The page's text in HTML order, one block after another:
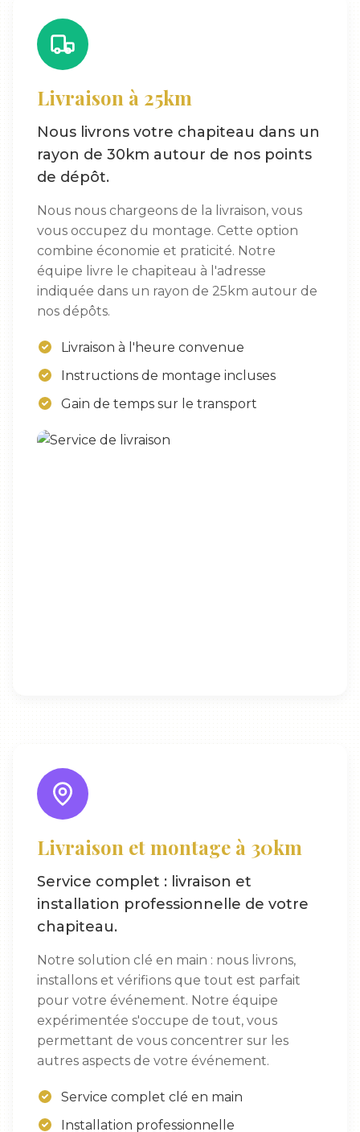
Livraison à 25km
Nous livrons votre chapiteau dans un
rayon de 30km autour de nos points
de dépôt.
Nous nous chargeons de la livraison, vous
vous occupez du montage. Cette option
combine économie et praticité. Notre
équipe livre le chapiteau à l'adresse
indiquée dans un rayon de 25km autour de
nos dépôts.
Livraison à l'heure convenue
Instructions de montage incluses
Gain de temps sur le transport
Livraison et montage à 30km
Service complet : livraison et
installation professionnelle de votre
chapiteau.
Notre solution clé en main : nous livrons,
installons et vérifions que tout est parfait
pour votre événement. Notre équipe
expérimentée s'occupe de tout, vous
permettant de vous concentrer sur les
autres aspects de votre événement.
Service complet clé en main
Installation professionnelle